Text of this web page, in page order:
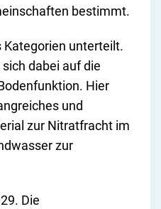
bestimmt.
Kategorien unterteilt.
dabei auf die
Hier
und
zur Nitratfracht im
zur
Die